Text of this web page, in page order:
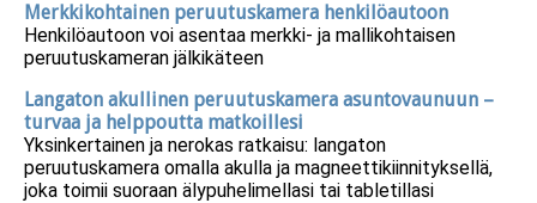
Merkkikohtainen peruutuskamera henkilöautoon
Henkilöautoon voi asentaa merkki- ja mallikohtaisen
peruutuskameran jälkikäteen
Langaton akullinen peruutuskamera asuntovaunuun –
turvaa ja helppoutta matkoillesi
Yksinkertainen ja nerokas ratkaisu: langaton
peruutuskamera omalla akulla ja magneettikiinnityksellä,
joka toimii suoraan älypuhelimellasi tai tabletillasi